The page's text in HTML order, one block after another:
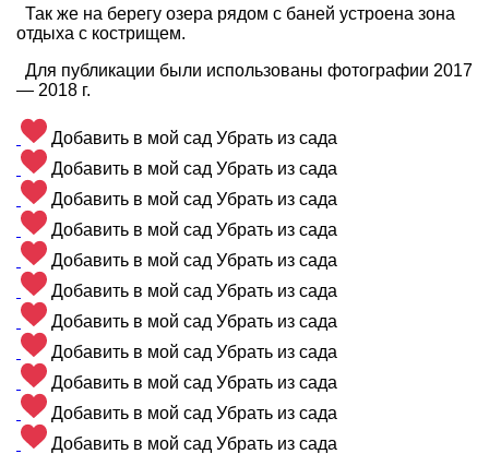
Так же на берегу озера рядом с баней устроена зона
отдыха с кострищем.
Для публикации были использованы фотографии 2017
— 2018 г.
Добавить в мой сад Убрать из сада
Добавить в мой сад Убрать из сада
Добавить в мой сад Убрать из сада
Добавить в мой сад Убрать из сада
Добавить в мой сад Убрать из сада
Добавить в мой сад Убрать из сада
Добавить в мой сад Убрать из сада
Добавить в мой сад Убрать из сада
Добавить в мой сад Убрать из сада
Добавить в мой сад Убрать из сада
Добавить в мой сад Убрать из сада